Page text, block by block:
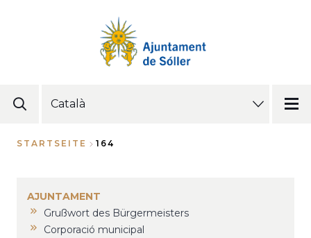
SELECT
YOUR
STARTSEITE 164
AJUNTAMENT
Grußwort des Bürgermeisters
Corporació municipal